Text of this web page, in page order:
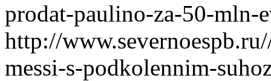
prodat-paulino-za-50-mln-
http://
messi-s-podkolennim-